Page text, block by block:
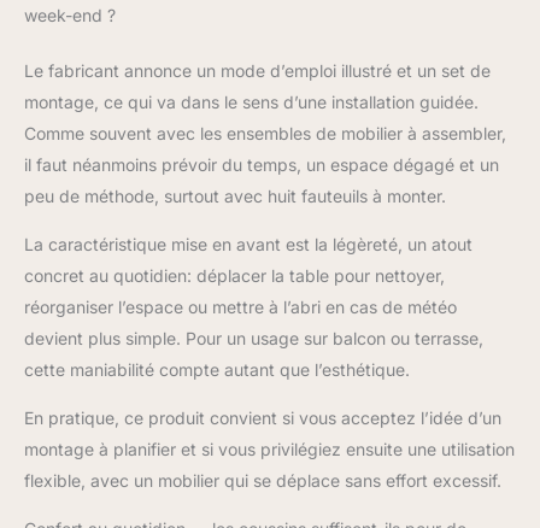
exceptionnelle. Ce
salon jardin exterieur
meubler avec style et
durabilité votre balcon,
véranda ou jardin
ET FONCTIONNALITÉ:
L'ensemble table
chaise jardin de notre
s'adapte parfaitement à
diverses
Utilisable comme table
balcon ou table jardin
exterieur, il est idéal
week-end ?
Le fabricant annonce un mode d’emploi illustré et un set de
montage, ce qui va dans le sens d’une installation guidée.
Comme souvent avec les ensembles de mobilier à assembler,
il faut néanmoins prévoir du temps, un espace dégagé et un
peu de méthode, surtout avec huit fauteuils à monter.
La caractéristique mise en avant est la légèreté, un atout
concret au quotidien: déplacer la table pour nettoyer,
réorganiser l’espace ou mettre à l’abri en cas de météo
devient plus simple. Pour un usage sur balcon ou terrasse,
cette maniabilité compte autant que l’esthétique.
En pratique, ce produit convient si vous acceptez l’idée d’un
montage à planifier et si vous privilégiez ensuite une utilisation
flexible, avec un mobilier qui se déplace sans effort excessif.